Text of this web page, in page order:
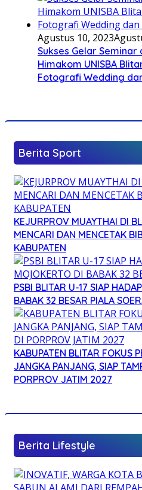
Agustus 10, 2023
Sukses Gelar
Himakom UNISBA
Fotografi Wedding
Berita Sport
KEJURPROV MUAYTHAI DI
MENCARI DAN MENCETAK
KABUPATEN
PSBI BLITAR U-17 SIAP
BABAK 32 BESAR PIALA
KABUPATEN BLITAR FOKUS
JANGKA PANJANG, SIAP
PORPROV JATIM 2027
Berita Lifestyle